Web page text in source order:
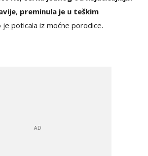
, preminula je u teškim
je poticala iz moćne porodice.